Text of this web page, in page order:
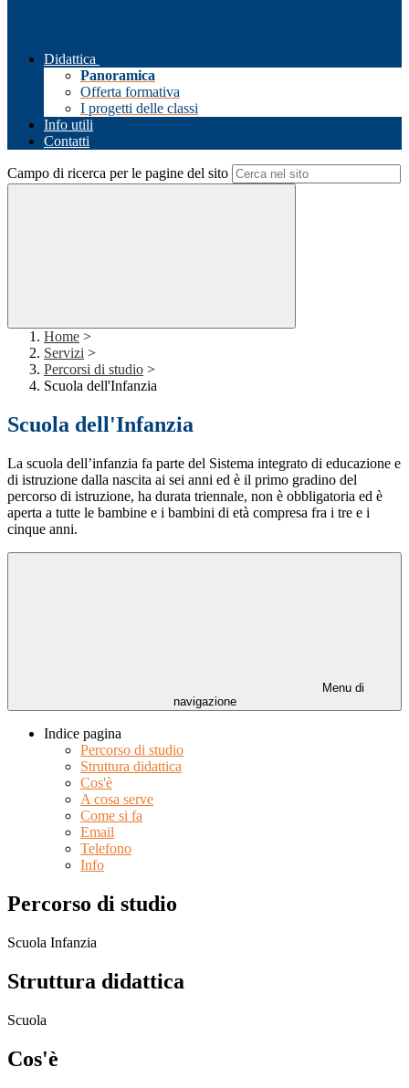
Didattica
Panoramica
Offerta formativa
I progetti delle classi
Info utili
Contatti
Campo di ricerca per le pagine del sito
Home >
Servizi >
Percorsi di studio >
Scuola dell'Infanzia
Scuola dell'Infanzia
La scuola dell’infanzia fa parte del Sistema integrato di educazione e
di istruzione dalla nascita ai sei anni ed è il primo gradino del
percorso di istruzione, ha durata triennale, non è obbligatoria ed è
aperta a tutte le bambine e i bambini di età compresa fra i tre e i
cinque anni.
Menu di
navigazione
Indice pagina
Percorso di studio
Struttura didattica
Cos'è
A cosa serve
Come si fa
Email
Telefono
Info
Percorso di studio
Scuola Infanzia
Struttura didattica
Scuola
Cos'è